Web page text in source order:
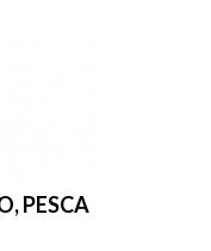
PESCA